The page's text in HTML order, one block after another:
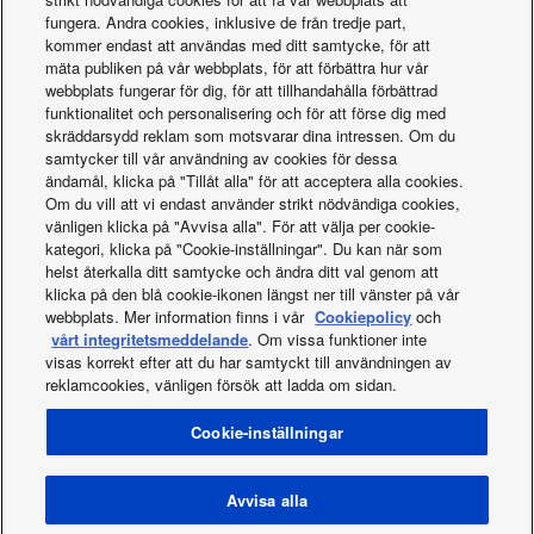
06-07-2020 Panasonic lanserar värmepump för trånga utrymmen
06-07-2020 Panasonic lanserar svensk röststyrning för värmepumpar
17-06-2020 Panasonic lanserar högeffektiv värmepump – sänker
energiförbrukningen med 75 procent
08-01-2020 Panasonic förbättrar effektiviteten i populär luft-vatten-serie
13-12-2019 Grön och ekonomisk kontorsbyggnadslösning vinner pris vid
Panasonic PRO Awards
Facebook Instagram Youtube
LinkedIn
Webbplatskarta
Sekretessmeddelande
Policy för cookies
Data act
Nyheter
Energy labels
fungera. Andra cookies, inklusive de från tredje part,
kommer endast att användas med ditt samtycke, för att
mäta publiken på vår webbplats, för att förbättra hur vår
webbplats fungerar för dig, för att tillhandahålla förbättrad
funktionalitet och personalisering och för att förse dig med
skräddarsydd reklam som motsvarar dina intressen. Om du
samtycker till vår användning av cookies för dessa
ändamål, klicka på "Tillåt alla" för att acceptera alla cookies.
Om du vill att vi endast använder strikt nödvändiga cookies,
vänligen klicka på "Avvisa alla". För att välja per cookie-
kategori, klicka på "Cookie-inställningar". Du kan när som
helst återkalla ditt samtycke och ändra ditt val genom att
klicka på den blå cookie-ikonen längst ner till vänster på vår
webbplats. Mer information finns i vår Cookiepolicy och
vårt integritetsmeddelande. Om vissa funktioner inte
visas korrekt efter att du har samtyckt till användningen av
reklamcookies, vänligen försök att ladda om sidan.
Cookie-inställningar
Avvisa alla